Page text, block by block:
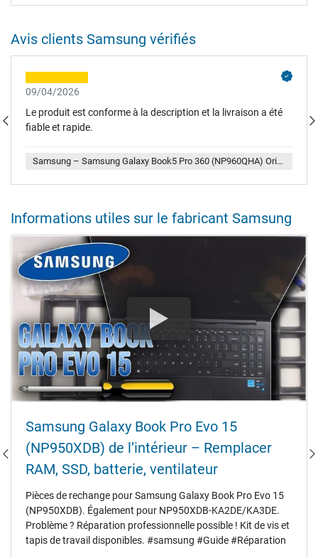
Avis clients Samsung vérifiés
09/04/2026
Le produit est conforme à la description et la livraison a été
fiable et rapide.
Samsung – Samsung Galaxy Book5 Pro 360 (NP960QHA) Original Akku 76Wh
Informations utiles sur le fabricant Samsung
Samsung Galaxy Book Pro Evo 15
(NP950XDB) de l’intérieur – Remplacer
RAM, SSD, batterie, ventilateur
Pièces de rechange pour Samsung Galaxy Book Pro Evo 15
(NP950XDB). Également pour NP950XDB-KA2DE/KA3DE.
Problème ? Réparation professionnelle possible ! Kit de vis et
tapis de travail disponibles. #samsung #Guide #Réparation